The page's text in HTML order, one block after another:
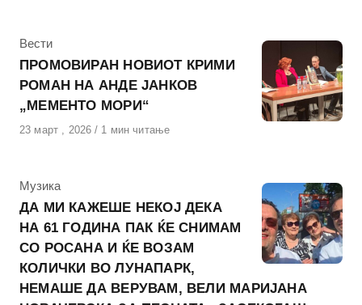
КАтегорија
Вести
ПРОМОВИРАН НОВИОТ КРИМИ
РОМАН НА АНДЕ ЈАНКОВ
„МЕМЕНТО МОРИ“
Објавено
23 март , 2026 1 мин читање
КАтегорија
Музика
ДА МИ КАЖЕШЕ НЕКОЈ ДЕКА
НА 61 ГОДИНА ПАК ЌЕ СНИМАМ
СО РОСАНА И ЌЕ ВОЗАМ
КОЛИЧКИ ВО ЛУНАПАРК,
НЕМАШЕ ДА ВЕРУВАМ, ВЕЛИ МАРИЈАНА